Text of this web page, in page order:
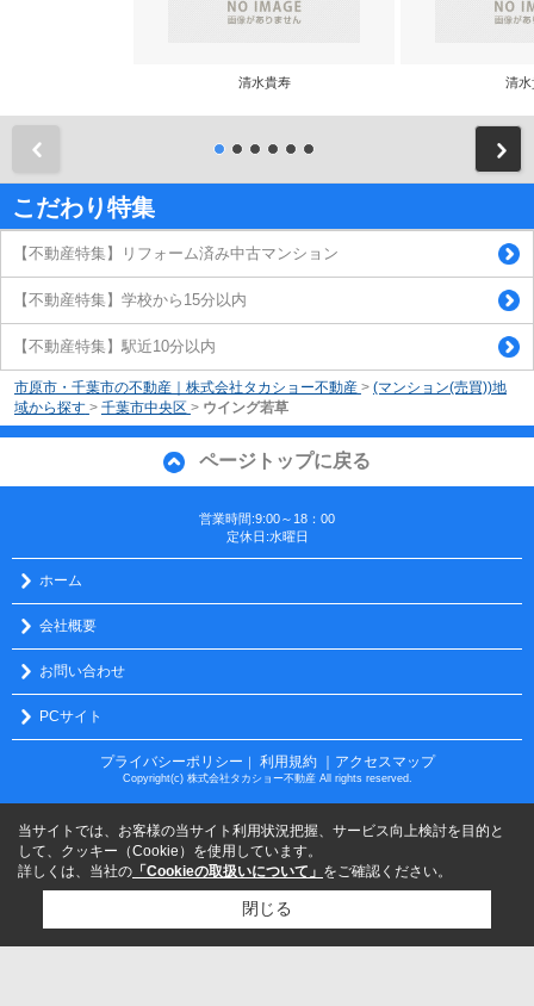
清水貴寿 清水
こだわり特集
【不動産特集】リフォーム済み中古マンション
【不動産特集】学校から15分以内
【不動産特集】駅近10分以内
市原市・千葉市の不動産｜株式会社タカショー不動産 > (マンション(売買))地
域から探す > 千葉市中央区 > ウイング若草
ページトップに戻る
営業時間:9:00～18：00
定休日:水曜日
ホーム
会社概要
お問い合わせ
PCサイト
プライバシーポリシー 利用規約 ｜アクセスマップ
Copyright(c) 株式会社タカショー不動産 All rights reserved.
当サイトでは、お客様の当サイト利用状況把握、サービス向上検討を目的と
して、クッキー（Cookie）を使用しています。
詳しくは、当社の 「Cookieの取扱いについて」 をご確認ください。
閉じる